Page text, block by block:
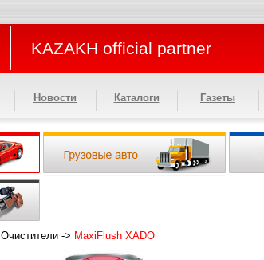
KAZAKH official partner
Новости Каталоги Газеты
Очистители -> MaxiFlush XADO